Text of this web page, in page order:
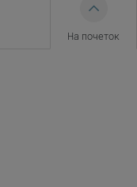
На почеток